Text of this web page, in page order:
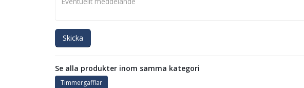
Skicka
Se alla produkter inom samma kategori
Timmergafflar